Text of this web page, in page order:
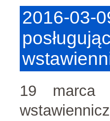
2016-03-
19 marca